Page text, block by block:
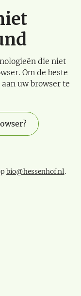
die niet
Om de beste
uw browser te
bio@hessenhof.nl.